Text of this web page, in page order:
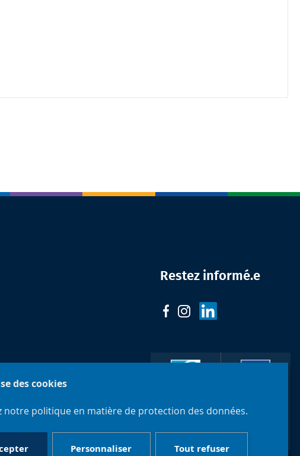
des cookies
notre politique en matière de protection des données.
Tout refuser
Personnaliser
Restez informé.e
Faculté de
Philosophie
sociales
Université
Bruxelles